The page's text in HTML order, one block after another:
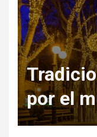
Regala